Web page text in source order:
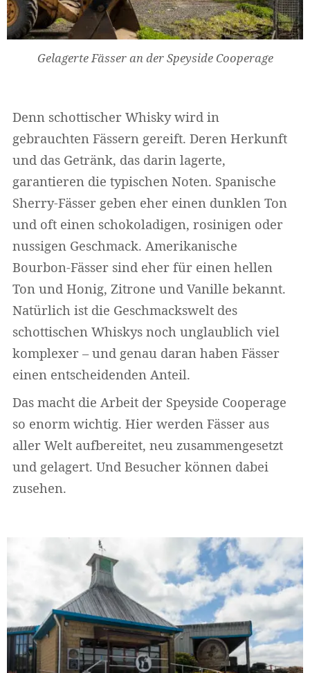
Gelagerte Fässer an der Speyside Cooperage
Denn schottischer Whisky wird in
gebrauchten Fässern gereift. Deren Herkunft
und das Getränk, das darin lagerte,
garantieren die typischen Noten. Spanische
Sherry-Fässer geben eher einen dunklen Ton
und oft einen schokoladigen, rosinigen oder
nussigen Geschmack. Amerikanische
Bourbon-Fässer sind eher für einen hellen
Ton und Honig, Zitrone und Vanille bekannt.
Natürlich ist die Geschmackswelt des
schottischen Whiskys noch unglaublich viel
komplexer – und genau daran haben Fässer
einen entscheidenden Anteil.
Das macht die Arbeit der Speyside Cooperage
so enorm wichtig. Hier werden Fässer aus
aller Welt aufbereitet, neu zusammengesetzt
und gelagert. Und Besucher können dabei
zusehen.